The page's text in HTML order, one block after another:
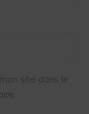
site dans le